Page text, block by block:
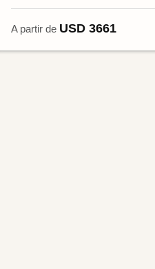
A partir de USD 3661